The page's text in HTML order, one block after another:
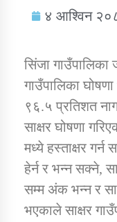
४ आश्विन
सिंजा गाउँपालिका
गाउँपालिका
९६.५ प्रतिशत
साक्षर घोषणा
मध्ये हस्ताक्षर
हेर्न र भन्न सक्ने,
सम्म अंक भन्न र
भएकाले साक्षर